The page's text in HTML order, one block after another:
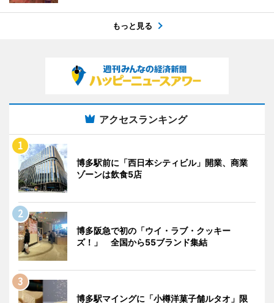
もっと見る
アクセスランキング
博多駅前に「西日本シティビル」開業、商業
ゾーンは飲食5店
博多阪急で初の「ウイ・ラブ・クッキー
ズ！」 全国から55ブランド集結
博多駅マイングに「小樽洋菓子舗ルタオ」限